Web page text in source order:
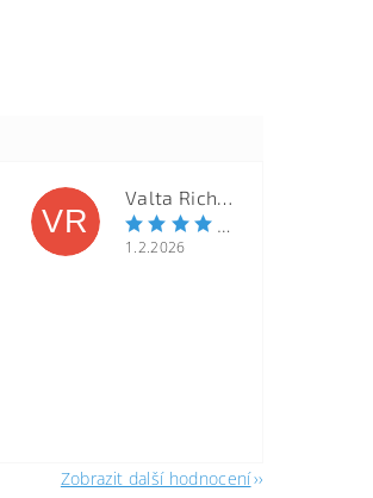
VR
Valta Richard
1.2.2026
Zobrazit další hodnocení